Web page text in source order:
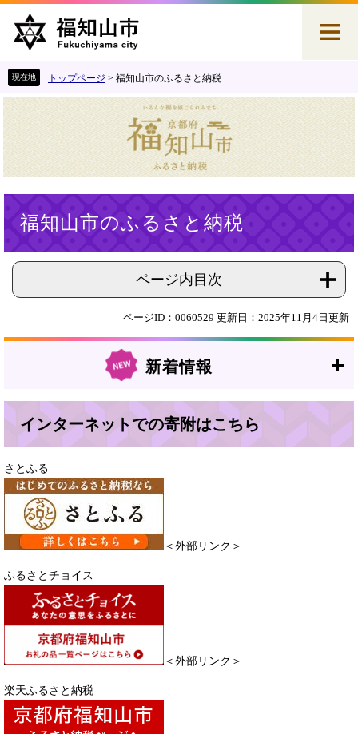
で
す
。
ば
し
て
本
文
へ
トップページ > 福知山市のふるさと納税
福知山市のふるさと納税
ページ内目次
ページID：0060529 更新日：2025年11月4日更新
新着情報
インターネットでの寄附はこちら
さとふる
＜外部リンク＞
ふるさとチョイス
＜外部リンク＞
楽天ふるさと納税